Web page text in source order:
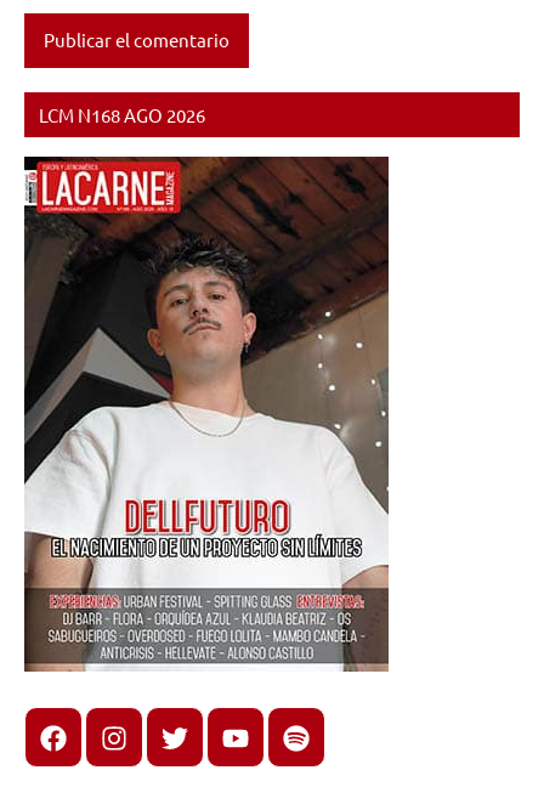
LCM N168 AGO 2026
FacebookInstagram
X youtubespotify